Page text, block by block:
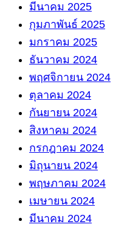
มีนาคม 2025
กุมภาพันธ์ 2025
มกราคม 2025
ธันวาคม 2024
พฤศจิกายน 2024
ตุลาคม 2024
กันยายน 2024
สิงหาคม 2024
กรกฎาคม 2024
มิถุนายน 2024
พฤษภาคม 2024
เมษายน 2024
มีนาคม 2024